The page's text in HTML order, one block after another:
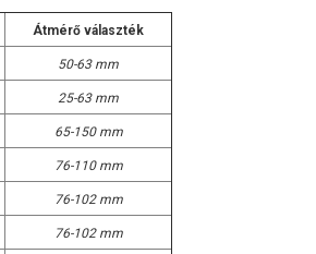
Átmérő választék
50-63 mm
25-63 mm
65-150 mm
76-110 mm
76-102 mm
76-102 mm